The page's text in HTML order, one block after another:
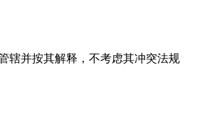
辖并按其解释，不考虑其冲突法规